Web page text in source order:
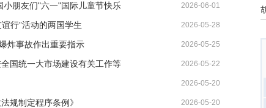
朋友们"六一"国际儿童节快乐
2026-06-01
行”活动的两国学生 2026-05-28
炸事故作出重要指示 2026-05-25
国统一大市场建设有关工作等 2026-05-22
2026-05-20
规制定程序条例》 2026-05-20